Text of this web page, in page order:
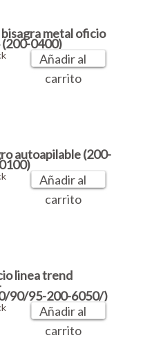
bisagra metal oficio
0400)
Añadir al
carrito
autoapilable (200-
Añadir al
carrito
linea trend
90/95-200-6050/)
Añadir al
carrito